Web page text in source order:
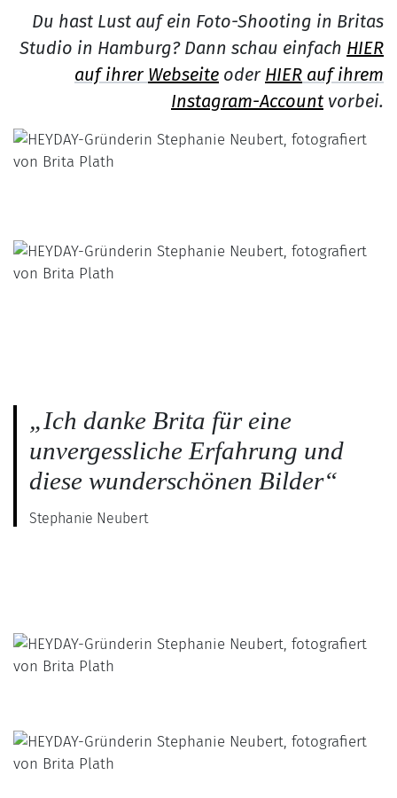
Du hast Lust auf ein Foto-Shooting in Britas
Studio in Hamburg? Dann schau einfach HIER
auf ihrer Webseite oder HIER auf ihrem
Instagram-Account vorbei.
„Ich danke Brita für eine
unvergessliche Erfahrung und
diese wunderschönen Bilder“
Stephanie Neubert